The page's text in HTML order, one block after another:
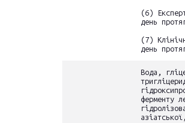
(6)
день
(7)
день
Вода,
ферменту